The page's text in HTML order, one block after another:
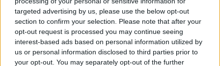
targeted advertising by us, please use the below opt-out
section to confirm your selection. Please note that after your
opt-out request is processed you may continue seeing
interest-based ads based on personal information utilized by
us or personal information disclosed to third parties prior to
your opt-out. You may separately opt-out of the further
sustentáveis, integrar estratégias ESG deixou de ser uma
mera opção e se tornou uma necessidade. As empresas que
adotam uma postura proativa estarão mais bem
posicionadas para prosperar em um futuro onde a
sustentabilidade será a norma. Como sua empresa está se